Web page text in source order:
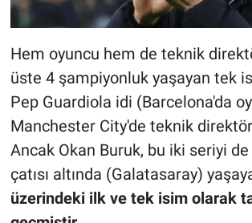
Hem oyuncu hem de teknik
üste 4 şampiyonluk yaşayan tek
Pep Guardiola idi (Barcelona'da
Manchester City'de teknik
Ancak Okan Buruk, bu iki seriyi de
çatısı altında (Galatasaray)
üzerindeki ilk ve tek isim olarak